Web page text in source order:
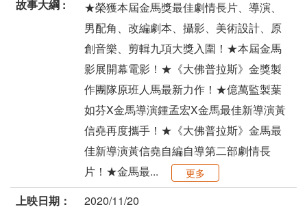
故事大綱 :
★榮獲本屆金馬獎最佳劇情長片、導演、
男配角、改編劇本、攝影、美術設計、原
創音樂、剪輯九項大獎入圍！★本屆金馬
影展開幕電影！★《大佛普拉斯》金獎製
作團隊原班人馬最新力作！★億萬監製葉
如芬X金馬導演鍾孟宏X金馬最佳新導演黃
信堯再度攜手！★《大佛普拉斯》金馬最
佳新導演黃信堯自編自導第二部劇情長
片！★金馬最...
更多
上映日期：
2020/11/20